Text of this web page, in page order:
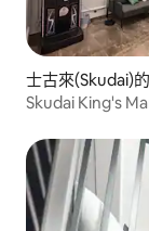
士古來(Skudai)
Skudai King's